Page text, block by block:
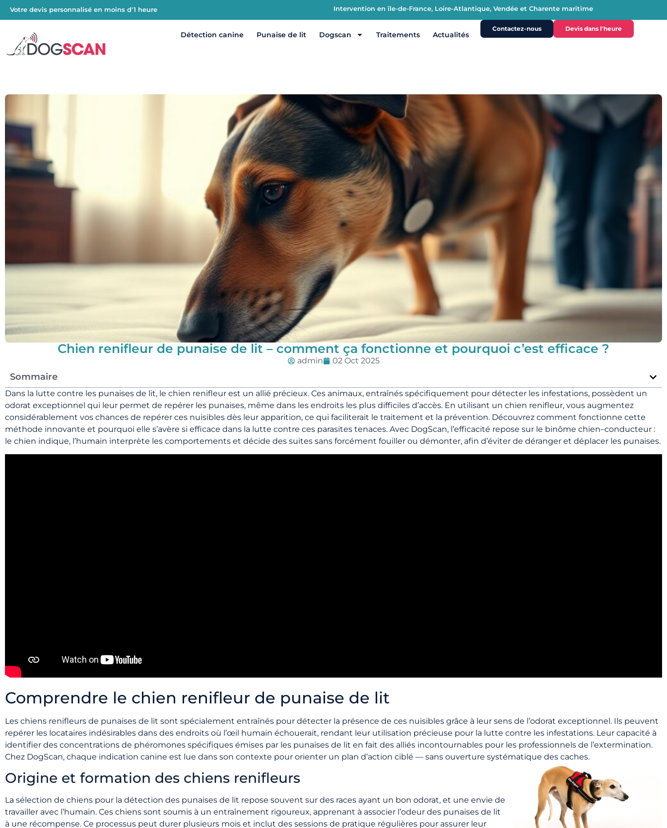
Votre devis personnalisé en moins d'1 heure Intervention en île-de-France, Loire-Atlantique, Vendée et Charente maritime
Détection canine Punaise de lit Dogscan Traitements Actualités
Contactez-nous Devis dans l'heure
Chien renifleur de punaise de lit – comment ça fonctionne et pourquoi c’est efficace ?
admin 02 Oct 2025
Sommaire
Dans la lutte contre les punaises de lit, le chien renifleur est un allié précieux. Ces animaux, entraînés spécifiquement pour détecter les infestations, possèdent un
odorat exceptionnel qui leur permet de repérer les punaises, même dans les endroits les plus difficiles d’accès. En utilisant un chien renifleur, vous augmentez
considérablement vos chances de repérer ces nuisibles dès leur apparition, ce qui faciliterait le traitement et la prévention. Découvrez comment fonctionne cette
méthode innovante et pourquoi elle s’avère si efficace dans la lutte contre ces parasites tenaces. Avec DogScan, l’efficacité repose sur le binôme chien–conducteur :
le chien indique, l’humain interprète les comportements et décide des suites sans forcément fouiller ou démonter, afin d’éviter de déranger et déplacer les punaises.
Comprendre le chien renifleur de punaise de lit
Les chiens renifleurs de punaises de lit sont spécialement entraînés pour détecter la présence de ces nuisibles grâce à leur sens de l’odorat exceptionnel. Ils peuvent
repérer les locataires indésirables dans des endroits où l’œil humain échouerait, rendant leur utilisation précieuse pour la lutte contre les infestations. Leur capacité à
identifier des concentrations de phéromones spécifiques émises par les punaises de lit en fait des alliés incontournables pour les professionnels de l’extermination.
Chez DogScan, chaque indication canine est lue dans son contexte pour orienter un plan d’action ciblé — sans ouverture systématique des caches.
Origine et formation des chiens renifleurs
La sélection de chiens pour la détection des punaises de lit repose souvent sur des races ayant un bon odorat, et une envie de
travailler avec l’humain. Ces chiens sont soumis à un entraînement rigoureux, apprenant à associer l’odeur des punaises de lit
à une récompense. Ce processus peut durer plusieurs mois et inclut des sessions de pratique régulières pour assurer leur